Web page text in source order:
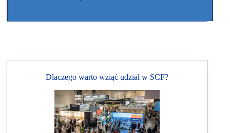
Dlaczego warto wziąć udział w SCF?